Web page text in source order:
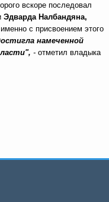
вскоре последовал
Эдварда Налбандяна,
с присвоением этого
намеченной
- отметил владыка